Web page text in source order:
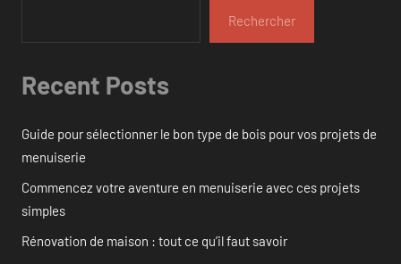
Rechercher
Recent Posts
Guide pour sélectionner le bon type de bois pour vos projets de
menuiserie
Commencez votre aventure en menuiserie avec ces projets
simples
Rénovation de maison : tout ce qu’il faut savoir